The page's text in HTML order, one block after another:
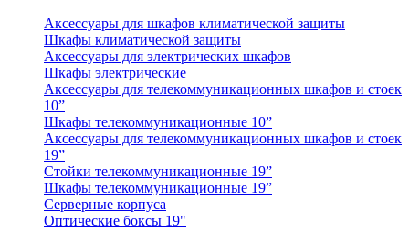
Аксессуары для шкафов климатической защиты
Шкафы климатической защиты
Аксессуары для электрических шкафов
Шкафы электрические
Аксессуары для телекоммуникационных шкафов и стоек
10”
Шкафы телекоммуникационные 10”
Аксессуары для телекоммуникационных шкафов и стоек
19”
Стойки телекоммуникационные 19”
Шкафы телекоммуникационные 19”
Серверные корпуса
Оптические боксы 19"